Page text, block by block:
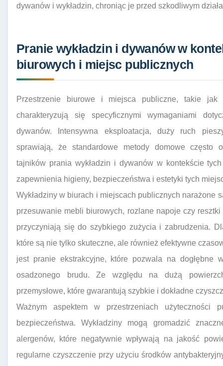
dywanów i wykładzin, chroniąc je przed szkodliwym
Pranie wykładzin i dywanów w
biurowych i miejsc publicznych
Przestrzenie biurowe i miejsca publiczne, takie jak
charakteryzują się specyficznymi wymaganiami
dywanów. Intensywna eksploatacja, duży ruch
sprawiają, że standardowe metody domowe często
tajników prania wykładzin i dywanów w kontekście
zapewnienia higieny, bezpieczeństwa i estetyki tych
Wykładziny w biurach i miejscach publicznych narażone
przesuwanie mebli biurowych, rozlane napoje czy
przyczyniają się do szybkiego zużycia i zabrudzenia.
które są nie tylko skuteczne, ale również efektywne
jest pranie ekstrakcyjne, które pozwala na dogłębne
osadzonego brudu. Ze względu na dużą
przemysłowe, które gwarantują szybkie i dokładne
Ważnym aspektem w przestrzeniach
bezpieczeństwa. Wykładziny mogą gromadzić
alergenów, które negatywnie wpływają na jakość
regularne czyszczenie przy użyciu środków